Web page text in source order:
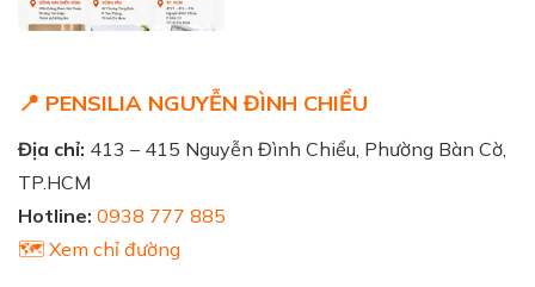
📍 PENSILIA NGUYỄN ĐÌNH CHIỂU
Địa chỉ: 413 – 415 Nguyễn Đình Chiểu, Phường Bàn Cờ,
TP.HCM
Hotline: 0938 777 885
🗺️ Xem chỉ đường